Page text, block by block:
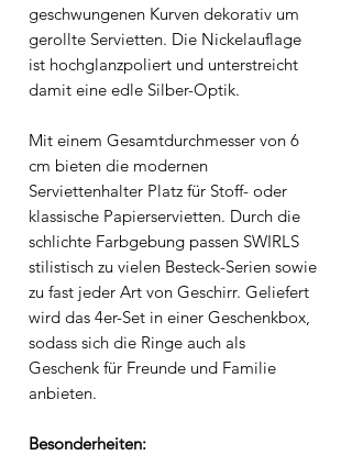
geschwungenen Kurven dekorativ um
gerollte Servietten. Die Nickelauflage
ist hochglanzpoliert und unterstreicht
damit eine edle Silber-Optik.
Mit einem Gesamtdurchmesser von 6
cm bieten die modernen
Serviettenhalter Platz für Stoff- oder
klassische Papierservietten. Durch die
schlichte Farbgebung passen SWIRLS
stilistisch zu vielen Besteck-Serien sowie
zu fast jeder Art von Geschirr. Geliefert
wird das 4er-Set in einer Geschenkbox,
sodass sich die Ringe auch als
Geschenk für Freunde und Familie
anbieten.
Besonderheiten: